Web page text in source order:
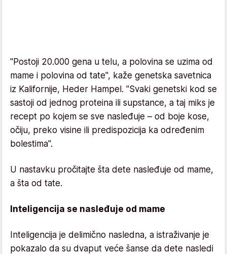
"Postoji 20.000 gena u telu, a polovina se uzima od
mame i polovina od tate", kaže genetska savetnica
iz Kalifornije, Heder Hampel. "Svaki genetski kod se
sastoji od jednog proteina ili supstance, a taj miks je
recept po kojem se sve nasleđuje – od boje kose,
očiju, preko visine ili predispozicija ka određenim
bolestima".
U nastavku pročitajte šta dete nasleđuje od mame,
a šta od tate.
Inteligencija se nasleđuje od mame
Inteligencija je delimično nasledna, a istraživanje je
pokazalo da su dvaput veće šanse da dete nasledi